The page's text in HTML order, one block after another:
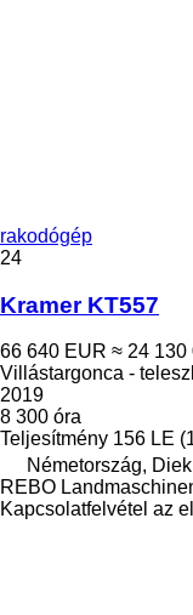
rakodógép
24
Kramer KT557
66 640 EUR ≈ 24 130
Villástargonca -
2019
8 300 óra
Teljesítmény 156 LE
Németország,
REBO
Kapcsolatfelvétel az